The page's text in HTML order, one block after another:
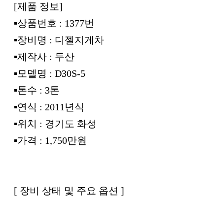
[제품 정보]
▪︎상품번호 : 1377번
▪︎장비명 : 디젤지게차
▪︎제작사 : 두산
▪︎모델명 : D30S-5
▪︎톤수 : 3톤
▪︎연식 : 2011년식
▪︎위치 : 경기도 화성
▪︎가격 : 1,750만원
[ 장비 상태 및 주요 옵션 ]